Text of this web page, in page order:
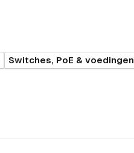
Switches, PoE & voedingen